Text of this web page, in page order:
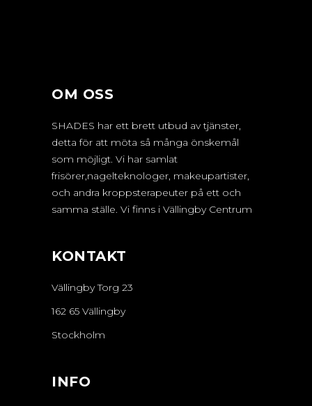
OM OSS
SHADES har ett brett utbud av tjänster,
detta för att möta så många önskemål
som möjligt. Vi har samlat
frisörer,nagelteknologer, makeupartister,
och andra kroppsterapeuter på ett och
samma ställe. Vi finns i Vällingby Centrum
KONTAKT
Vällingby Torg 23
162 65 Vällingby
Stockholm
INFO